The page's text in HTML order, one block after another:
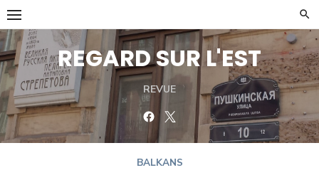
Skip
to
content
REGARD SUR L'EST
REVUE
FacebookTwitter
BALKANS